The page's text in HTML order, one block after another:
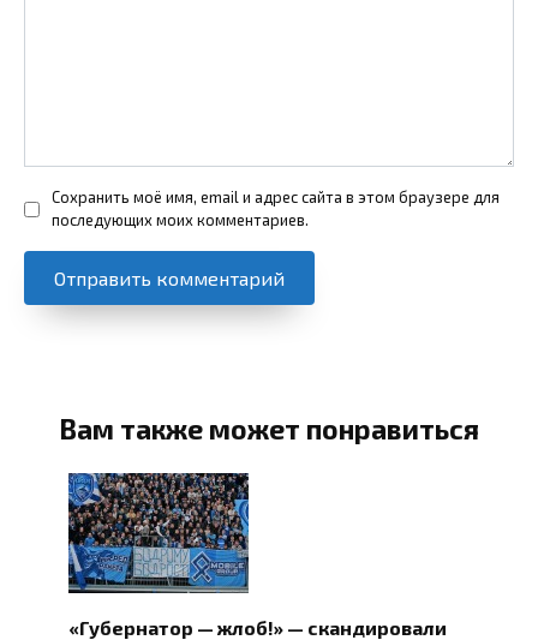
Сохранить моё имя, email и адрес сайта в этом браузере для
последующих моих комментариев.
Вам также может понравиться
«Губернатор — жлоб!» — скандировали